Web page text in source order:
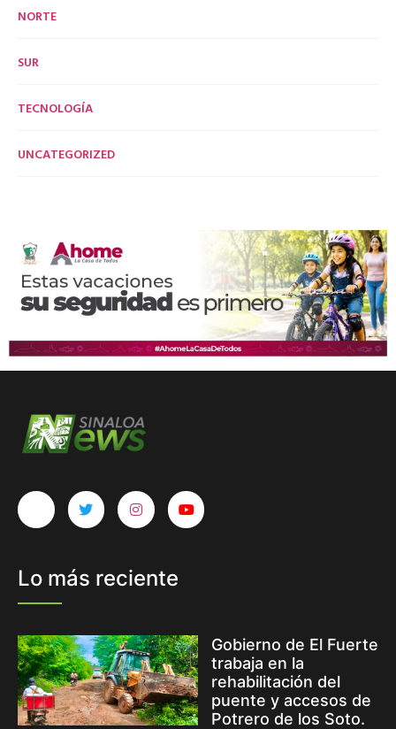
NORTE
SUR
TECNOLOGÍA
UNCATEGORIZED
Lo más reciente
Gobierno de El Fuerte
trabaja en la
rehabilitación del
puente y accesos de
Potrero de los Soto.